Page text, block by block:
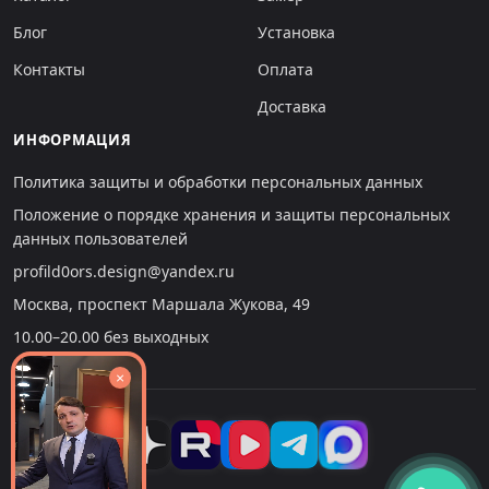
Блог
Контакты
Установка
Оплата
Доставка
ИНФОРМАЦИЯ
Политика защиты и обработки персональных данных
Положение о порядке хранения и защиты персональных
данных пользователей
profild0ors.design@yandex.ru
Москва, проспект Маршала Жукова, 49
10.00–20.00 без выходных
×